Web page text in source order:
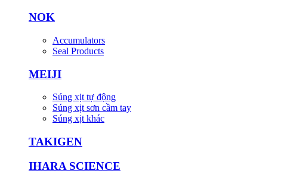
NOK
Accumulators
Seal Products
MEIJI
Súng xịt tự động
Súng xịt sơn cầm tay
Súng xịt khác
TAKIGEN
IHARA SCIENCE